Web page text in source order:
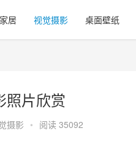
居 视觉摄影 桌面壁纸
照片欣赏
摄影 • 阅读 35092